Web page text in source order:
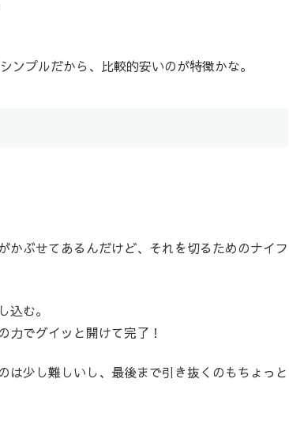
プルだから、比較的安いのが特徴かな。
かぶせてあるんだけど、それを切るためのナイフ
む。
力でグイッと開けて完了！
少し難しいし、最後まで引き抜くのもちょっと